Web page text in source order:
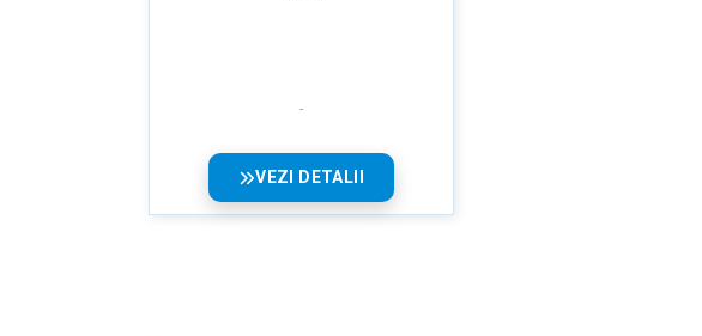
VEZI DETALII